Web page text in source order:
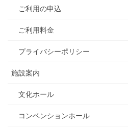
ご利用の申込
ご利用料金
プライバシーポリシー
施設案内
文化ホール
コンベンションホール